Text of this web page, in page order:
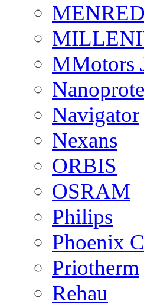
MENRED
MMotors
Navigator
Nexans
ORBIS
OSRAM
Philips
Phoenix
Priotherm
Rehau